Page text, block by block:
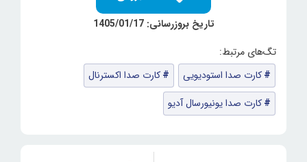
تاریخ بروزرسانی: 1405/01/17
کارت صدا استودیویی
کارت صدا اکسترنال
کارت صدا یونیورسال آدیو